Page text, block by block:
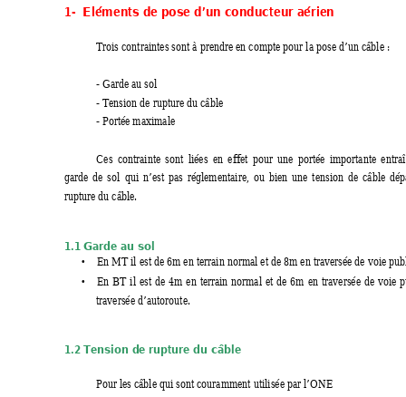
1-  Eléments de pose d’un conducteur aérien
Trois contraintes sont à prendre en compte pour la pose d’un câble :
- Garde au sol
- Tension de rupture du câble
- Portée maximale
Ces contrainte sont liées en effet pour une portée importante
garde de sol qui n’est pas réglementaire, ou bien une tension de câble
rupture du câble.
1.1 Garde au sol
• En MT il est de 6m en terrain normal et de 8m en traversée de voie
• En BT il est de 4m en terrain normal et de 6m en traversée de voie
traversée d’autoroute.
1.2 Tension de rupture du câble
Pour les câble qui sont couramment utilisée par l’ONE